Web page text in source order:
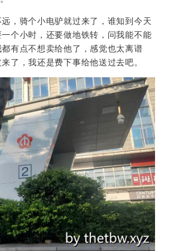
，骑个小电驴就过来了，谁知到今天
个小时，还要做地铁转，问我能不能
有点不想卖给他了，感觉也太离谱
了，我还是费下事给他送过去吧。